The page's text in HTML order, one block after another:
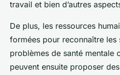
travail et bien d’autres
De plus, les ressources
formées pour reconnaître les
problèmes de santé mentale
peuvent ensuite proposer